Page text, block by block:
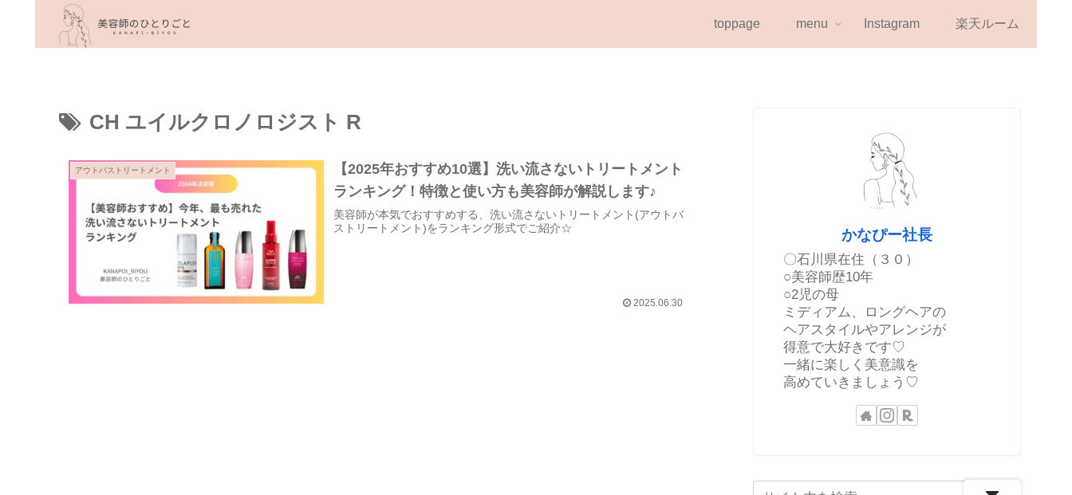
toppage menu Instagram 楽天ルーム
CH ユイルクロノロジスト R
アウトバストリートメント
【2025年おすすめ10選】洗い流さないトリートメント
ランキング！特徴と使い方も美容師が解説します♪
美容師が本気でおすすめする、洗い流さないトリートメント(アウトバ
ストリートメント)をランキング形式でご紹介☆
2025.06.30
かなぴー社長
〇石川県在住（３０）
○美容師歴10年
○2児の母
ミディアム、ロングヘアの
ヘアスタイルやアレンジが
得意で大好きです♡
一緒に楽しく美意識を
高めていきましょう♡